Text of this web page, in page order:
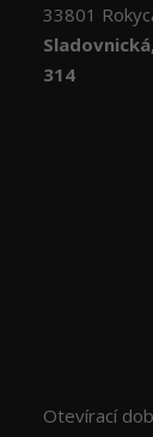
33801
314
Otevírací